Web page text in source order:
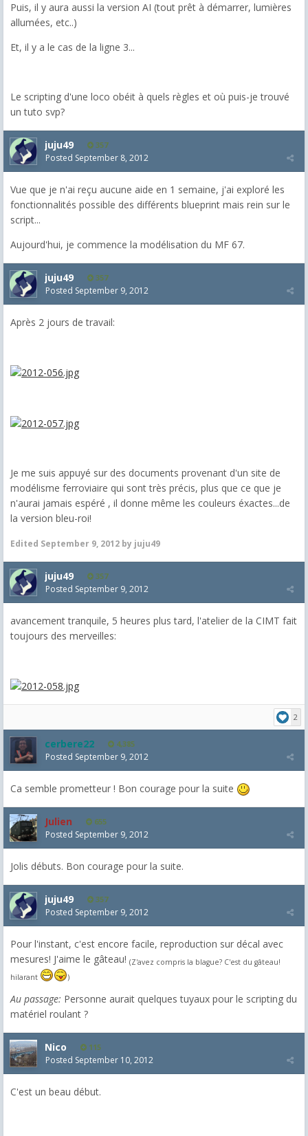
Puis, il y aura aussi la version AI (tout prêt à démarrer, lumières
allumées, etc..)
Et, il y a le cas de la ligne 3...
Le scripting d'une loco obéit à quels règles et où puis-je trouvé
un tuto svp?
juju49 357
Posted September 8, 2012
Vue que je n'ai reçu aucune aide en 1 semaine, j'ai exploré les
fonctionnalités possible des différents blueprint mais rein sur le
script...
Aujourd'hui, je commence la modélisation du MF 67.
juju49 357
Posted September 9, 2012
Après 2 jours de travail:
Je me suis appuyé sur des documents provenant d'un site de
modélisme ferroviaire qui sont très précis, plus que ce que je
n'aurai jamais espéré , il donne même les couleurs éxactes...de
la version bleu-roi!
Edited September 9, 2012 by juju49
juju49 357
Posted September 9, 2012
avancement tranquile, 5 heures plus tard, l'atelier de la CIMT fait
toujours des merveilles:
2
cerbere22 4,385
Posted September 9, 2012
Ca semble prometteur ! Bon courage pour la suite
Julien 655
Posted September 9, 2012
Jolis débuts. Bon courage pour la suite.
juju49 357
Posted September 9, 2012
Pour l'instant, c'est encore facile, reproduction sur décal avec
mesures! J'aime le gâteau! (Z'avez compris la blague? C'est du gâteau!
hilarant
)
Au passage: Personne aurait quelques tuyaux pour le scripting du
matériel roulant ?
Nico 115
Posted September 10, 2012
C'est un beau début.